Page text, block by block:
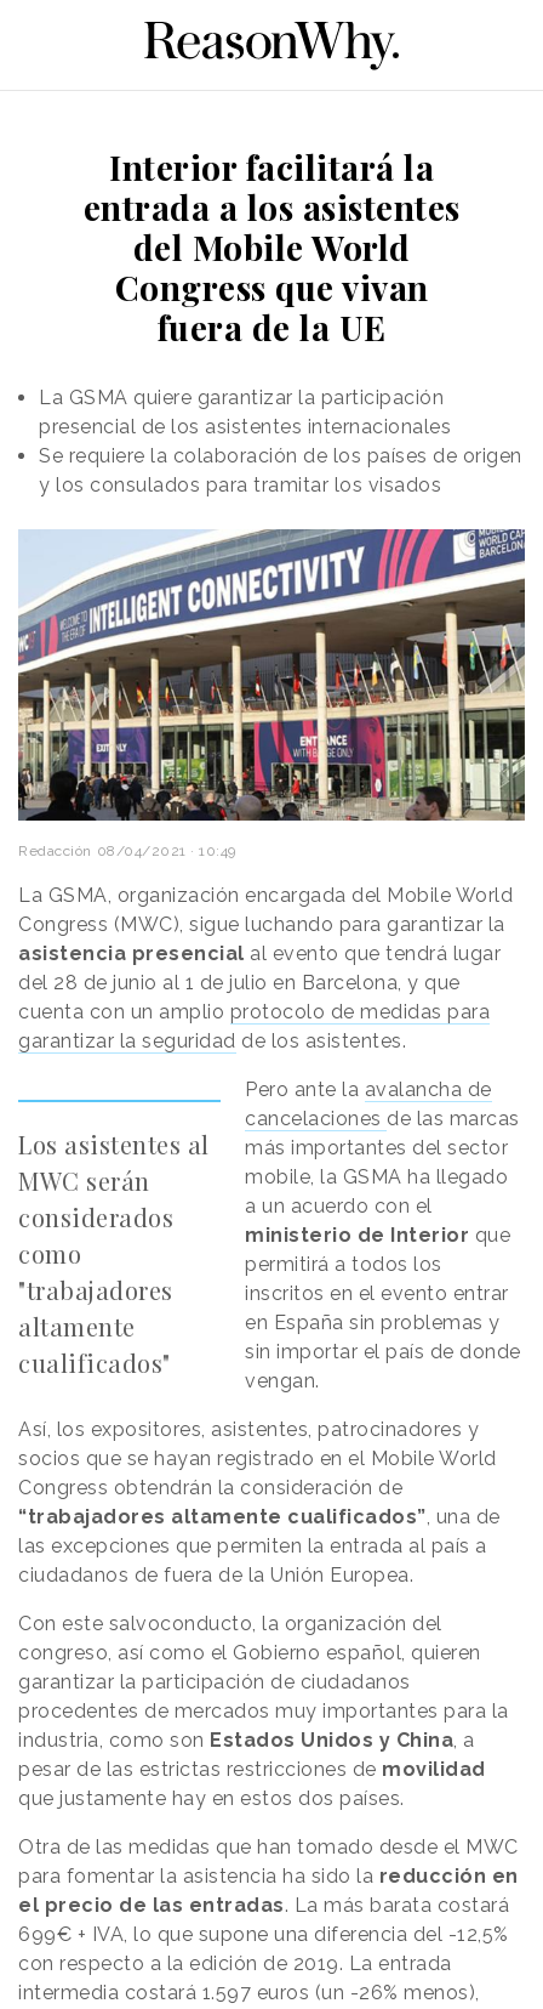
Interior facilitará la
entrada a los asistentes
del Mobile World
Congress que vivan
fuera de la UE
La GSMA quiere garantizar la participación
presencial de los asistentes internacionales
Se requiere la colaboración de los países de origen
y los consulados para tramitar los visados
Redacción 08/04/2021 · 10:49
La GSMA, organización encargada del Mobile World
Congress (MWC), sigue luchando para garantizar la
asistencia presencial al evento que tendrá lugar
del 28 de junio al 1 de julio en Barcelona, y que
cuenta con un amplio protocolo de medidas para
garantizar la seguridad de los asistentes.
Los asistentes al
MWC serán
considerados
como
"trabajadores
altamente
cualificados"
Pero ante la avalancha de
cancelaciones de las marcas
más importantes del sector
mobile, la GSMA ha llegado
a un acuerdo con el
ministerio de Interior que
permitirá a todos los
inscritos en el evento entrar
en España sin problemas y
sin importar el país de donde
vengan.
Así, los expositores, asistentes, patrocinadores y
socios que se hayan registrado en el Mobile World
Congress obtendrán la consideración de
“trabajadores altamente cualificados”, una de
las excepciones que permiten la entrada al país a
ciudadanos de fuera de la Unión Europea.
Con este salvoconducto, la organización del
congreso, así como el Gobierno español, quieren
garantizar la participación de ciudadanos
procedentes de mercados muy importantes para la
industria, como son Estados Unidos y China, a
pesar de las estrictas restricciones de movilidad
que justamente hay en estos dos países.
Otra de las medidas que han tomado desde el MWC
para fomentar la asistencia ha sido la reducción en
el precio de las entradas. La más barata costará
699€ + IVA, lo que supone una diferencia del -12,5%
con respecto a la edición de 2019. La entrada
intermedia costará 1.597 euros (un -26% menos),